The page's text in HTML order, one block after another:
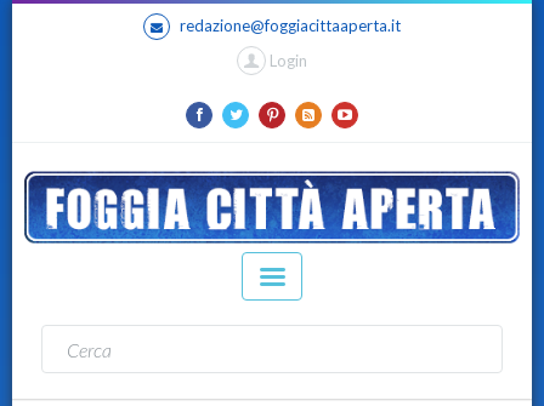
redazione@foggiacittaaperta.it
Login